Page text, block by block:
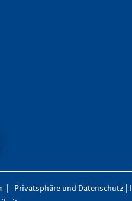
Privatsphäre und Datenschutz